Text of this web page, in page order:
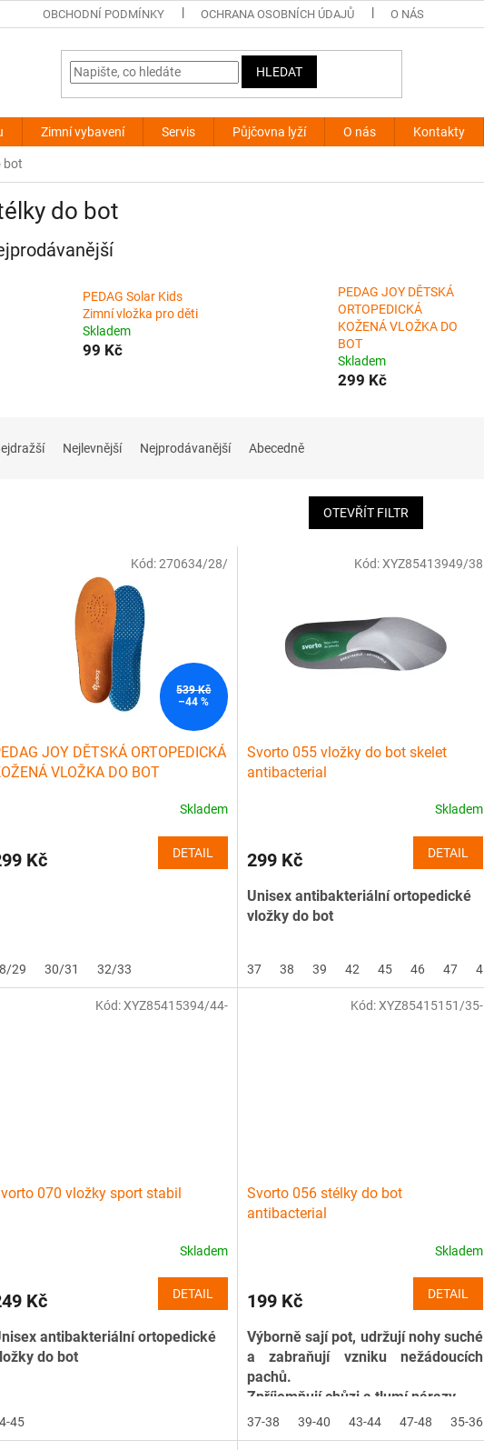
OBCHODNÍ PODMÍNKY OCHRANA OSOBNÍCH ÚDAJŮ O NÁS
HLEDAT
Zimní vybavení Servis Půjčovna lyží O nás Kontakty
bot
do bot
PEDAG Solar Kids
Zimní vložka pro děti
Skladem
99 Kč
PEDAG JOY DĚTSKÁ
ORTOPEDICKÁ
KOŽENÁ VLOŽKA DO
BOT
Skladem
299 Kč
Nejlevnější Nejprodávanější Abecedně
OTEVŘÍT FILTR
539 Kč
–44 %
JOY DĚTSKÁ ORTOPEDICKÁ
VLOŽKA DO BOT
Skladem
Kč DETAIL
29 30/31 32/33
Kód:270634/28/
Svorto 055 vložky do bot skelet
antibacterial
Skladem
299 Kč DETAIL
Unisex antibakteriální ortopedické
vložky do bot
37 38 39 42 45 46 47 48
Kód:XYZ85413949/38
070 vložky sport stabil
Skladem
Kč DETAIL
antibakteriální ortopedické
do bot
45
Kód:XYZ85415394/44-
Svorto 056 stélky do bot
antibacterial
Skladem
199 Kč DETAIL
Výborně sají pot, udržují nohy suché
a zabraňují vzniku nežádoucích
pachů.
Zpříjemňují chůzi a tlumí nárazy.
37-38 39-40 43-44 47-48 35-36
Kód:XYZ85415151/35-